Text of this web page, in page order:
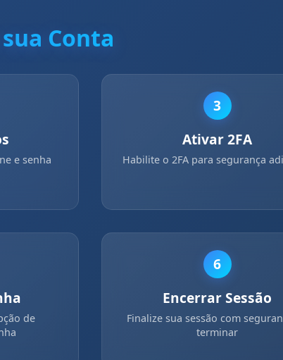
Conta
e senha
3
Ativar 2FA
Habilite o 2FA para segurança
de
6
Encerrar Sessão
Finalize sua sessão com
terminar